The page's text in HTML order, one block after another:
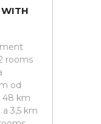
WITH
rooms
od
48 km
3,5 km